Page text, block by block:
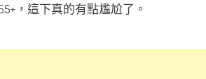
，這下真的有點尷尬了。